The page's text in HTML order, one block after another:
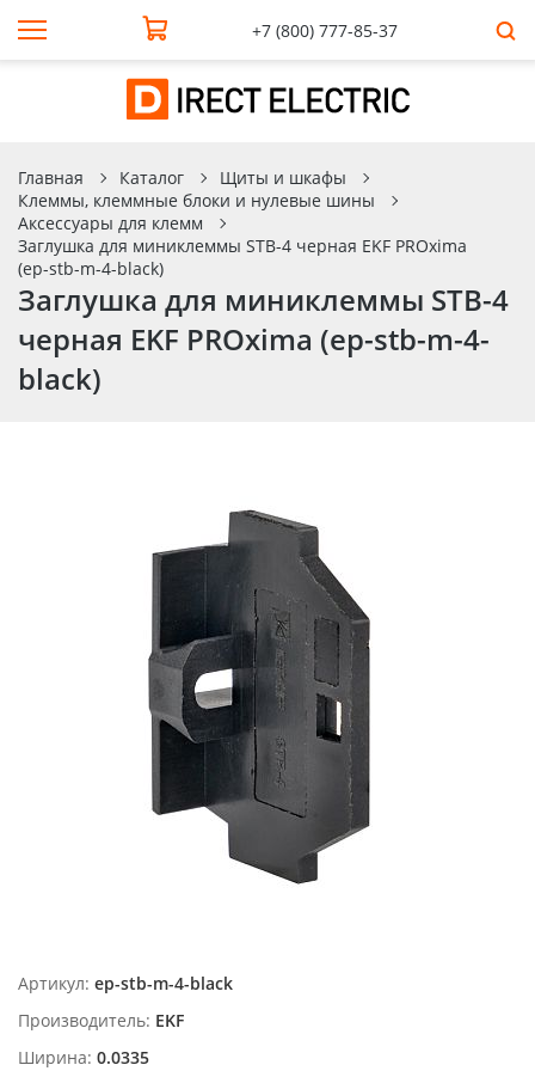
+7 (800) 777-85-37
Главная Каталог
Щиты и шкафы
Клеммы, клеммные блоки и нулевые шины
Аксессуары для клемм
Заглушка для миниклеммы STB-4 черная EKF PROxima
(ep-stb-m-4-black)
Заглушка для миниклеммы STB-4
черная EKF PROxima (ep-stb-m-4-
black)
Артикул: ep-stb-m-4-black
Производитель: EKF
Ширина: 0.0335